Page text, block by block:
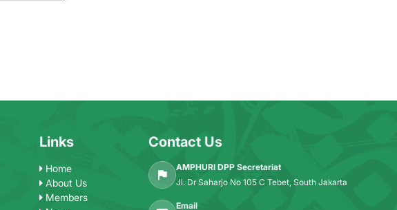
Links
Home
About Us
Members
Contact Us
AMPHURI DPP Secretariat
Jl. Dr Saharjo No 105 C Tebet, South Jakarta
Email